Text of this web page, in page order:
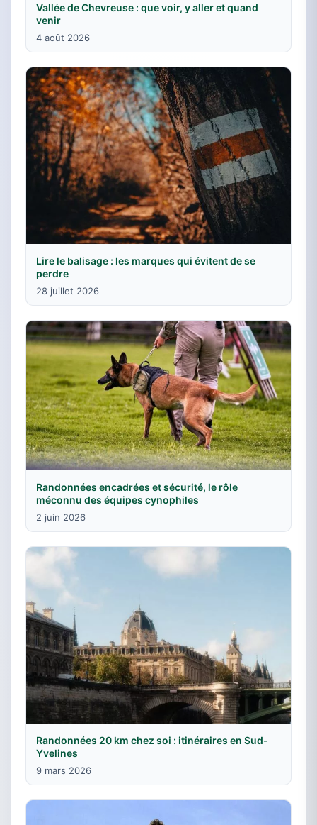
Vallée de Chevreuse : que voir, y aller et quand
venir
4 août 2026
Lire le balisage : les marques qui évitent de se
perdre
28 juillet 2026
Randonnées encadrées et sécurité, le rôle
méconnu des équipes cynophiles
2 juin 2026
Randonnées 20 km chez soi : itinéraires en Sud-
Yvelines
9 mars 2026